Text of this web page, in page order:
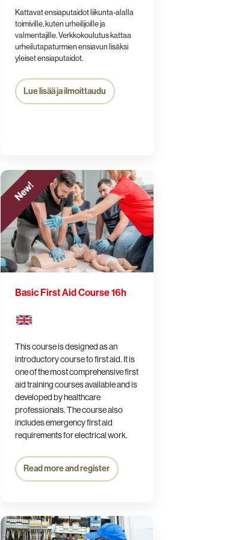
Kattavat ensiaputaidot liikunta-alalla
toimiville, kuten urheilijoille ja
valmentajille. Verkkokoulutus kattaa
urheilutapaturmien ensiavun lisäksi
yleiset ensiaputaidot.
Lue lisää ja ilmoittaudu
Basic
First
Course
16h
Basic First Aid Course 16h
This course is designed as an
introductory course to first aid. It is
one of the most comprehensive first
aid training courses available and is
developed by healthcare
professionals.The course also
includes emergency first aid
requirements for electrical work.
Read more and register
Electrical
Work